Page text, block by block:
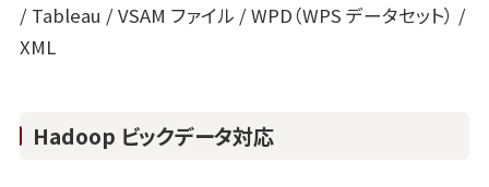
/ Tableau / VSAM ファイル / WPD（WPS データセット） /
XML
Hadoop ビックデータ対応